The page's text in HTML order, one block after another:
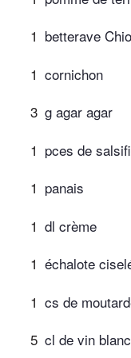
1 betterave
1 cornichon
3 g agar agar
1 pces de
1 panais
1 dl crème
1 échalote
1 cs de
5 cl de vin blanc